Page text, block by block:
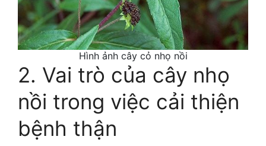
Hình ảnh cây cỏ nhọ nồi
2. Vai trò của cây nhọ
nồi trong việc cải thiện
bệnh thận